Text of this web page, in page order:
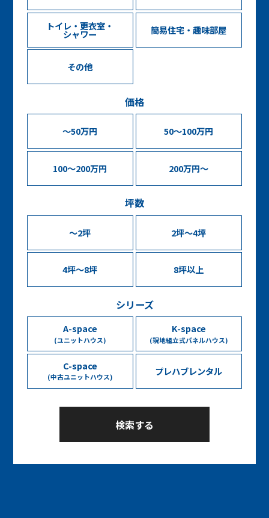
トイレ・更衣室・
シャワー 簡易住宅・趣味部屋
その他
価格
～50万円 50～100万円
100～200万円 200万円～
坪数
〜2坪 2坪〜4坪
4坪〜8坪 8坪以上
シリーズ
A-space
(ユニットハウス)
K-space
(現地組立式パネルハウス)
C-space
(中古ユニットハウス) プレハブレンタル